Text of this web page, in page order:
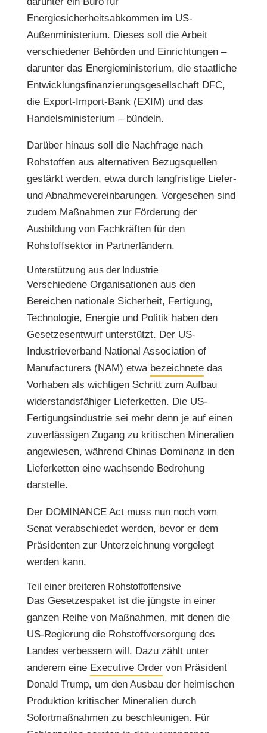
Energiesicherheitsabkommen im US-
Außenministerium. Dieses soll die Arbeit
verschiedener Behörden und Einrichtungen –
darunter das Energieministerium, die staatliche
Entwicklungsfinanzierungsgesellschaft DFC,
die Export-Import-Bank (EXIM) und das
Handelsministerium – bündeln.
Darüber hinaus soll die Nachfrage nach
Rohstoffen aus alternativen Bezugsquellen
gestärkt werden, etwa durch langfristige Liefer-
und Abnahmevereinbarungen. Vorgesehen sind
zudem Maßnahmen zur Förderung der
Ausbildung von Fachkräften für den
Rohstoffsektor in Partnerländern.
Unterstützung aus der Industrie
Verschiedene Organisationen aus den
Bereichen nationale Sicherheit, Fertigung,
Technologie, Energie und Politik haben den
Gesetzesentwurf unterstützt. Der US-
Industrieverband National Association of
Manufacturers (NAM) etwa bezeichnetedas
Vorhaben als wichtigen Schritt zum Aufbau
widerstandsfähiger Lieferketten. Die US-
Fertigungsindustrie sei mehr denn je auf einen
zuverlässigen Zugang zu kritischen Mineralien
angewiesen, während Chinas Dominanz in den
Lieferketten eine wachsende Bedrohung
darstelle.
Der DOMINANCE Act muss nun noch vom
Senat verabschiedet werden, bevor er dem
Präsidenten zur Unterzeichnung vorgelegt
werden kann.
Teil einer breiteren Rohstoffoffensive
Das Gesetzespaket ist die jüngste in einer
ganzen Reihe von Maßnahmen, mit denen die
US-Regierung die Rohstoffversorgung des
Landes verbessern will. Dazu zählt unter
anderem eine Executive Ordervon Präsident
Donald Trump, um den Ausbau der heimischen
Produktion kritischer Mineralien durch
Sofortmaßnahmen zu beschleunigen. Für